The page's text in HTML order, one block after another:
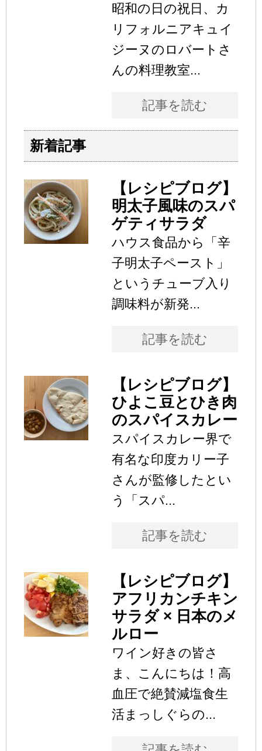
昭和の日の祝日、カ
リフォルニアキュイ
ジーヌのロバートさ
んの料理教室...
記事を読む
新着記事
【レシピブログ】
明太子風味のスパ
ゲティサラダ
ハウス食品から「辛
子明太子ペースト」
というチューブ入り
調味料が新発...
記事を読む
【レシピブログ】
ひよこ豆とひき肉
のスパイスカレー
スパイスカレー界で
有名な印度カリー子
さんが監修したとい
う「スパ...
記事を読む
【レシピブログ】
アフリカンチキン
サラダ × 日本のメ
ルロー
ワイン好きの皆さ
ま、こんにちは！高
血圧で絶賛減塩食生
活まっしぐらの...